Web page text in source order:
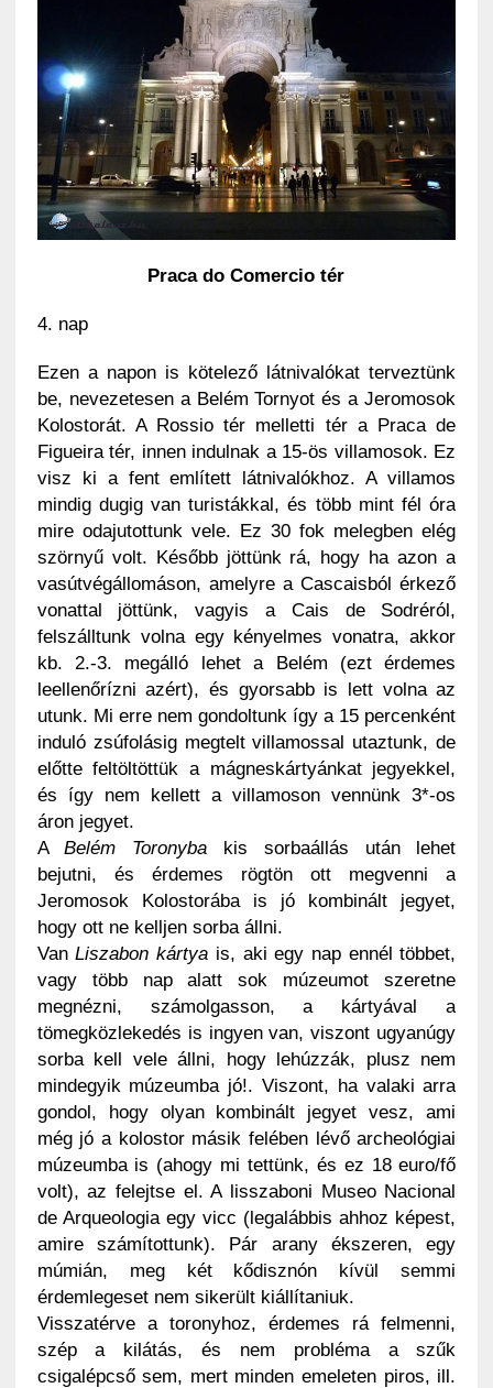
Praca do Comercio tér
4. nap
Ezen a napon is kötelező látnivalókat terveztünk
be, nevezetesen a Belém Tornyot és a Jeromosok
Kolostorát. A Rossio tér melletti tér a Praca de
Figueira tér, innen indulnak a 15-ös villamosok. Ez
visz ki a fent említett látnivalókhoz. A villamos
mindig dugig van turistákkal, és több mint fél óra
mire odajutottunk vele. Ez 30 fok melegben elég
szörnyű volt. Később jöttünk rá, hogy ha azon a
vasútvégállomáson, amelyre a Cascaisból érkező
vonattal jöttünk, vagyis a Cais de Sodréról,
felszálltunk volna egy kényelmes vonatra, akkor
kb. 2.-3. megálló lehet a Belém (ezt érdemes
leellenőrízni azért), és gyorsabb is lett volna az
utunk. Mi erre nem gondoltunk így a 15 percenként
induló zsúfolásig megtelt villamossal utaztunk, de
előtte feltöltöttük a mágneskártyánkat jegyekkel,
és így nem kellett a villamoson vennünk 3*-os
áron jegyet.
ABelém Toronyba kis sorbaállás után lehet
bejutni, és érdemes rögtön ott megvenni a
Jeromosok Kolostorába is jó kombinált jegyet,
hogy ott ne kelljen sorba állni.
VanLiszabon kártya is, aki egy nap ennél többet,
vagy több nap alatt sok múzeumot szeretne
megnézni, számolgasson, a kártyával a
tömegközlekedés is ingyen van, viszont ugyanúgy
sorba kell vele állni, hogy lehúzzák, plusz nem
mindegyik múzeumba jó!. Viszont, ha valaki arra
gondol, hogy olyan kombinált jegyet vesz, ami
még jó a kolostor másik felében lévő archeológiai
múzeumba is (ahogy mi tettünk, és ez 18 euro/fő
volt), az felejtse el. A lisszaboni Museo Nacional
de Arqueologia egy vicc (legalábbis ahhoz képest,
amire számítottunk). Pár arany ékszeren, egy
múmián, meg két kődisznón kívül semmi
érdemlegeset nem sikerült kiállítaniuk.
Visszatérve a toronyhoz, érdemes rá felmenni,
szép a kilátás, és nem probléma a szűk
csigalépcső sem, mert minden emeleten piros, ill.